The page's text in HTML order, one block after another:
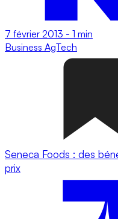
7 février 2013 - 1 min
Business AgTech
Seneca Foods : des
prix